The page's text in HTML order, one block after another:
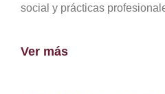
social y prácticas
Ver más